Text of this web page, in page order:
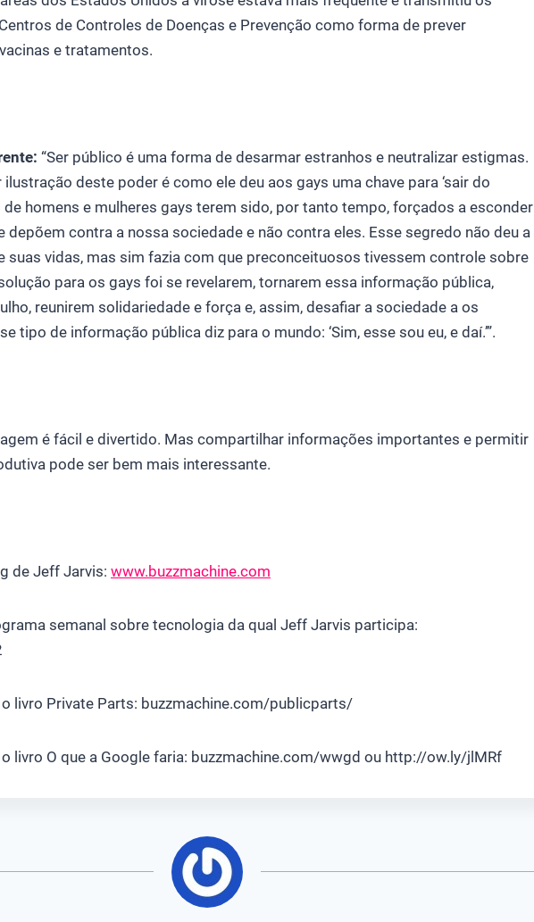
de Controles de Doenças e Prevenção como forma de prever
e tratamentos.
“Ser público é uma forma de desarmar estranhos e neutralizar estigmas.
ilustração deste poder é como ele deu aos gays uma chave para ‘sair do
de homens e mulheres gays terem sido, por tanto tempo, forçados a esconder
depõem contra a nossa sociedade e não contra eles. Esse segredo não deu a
suas vidas, mas sim fazia com que preconceituosos tivessem controle sobre
para os gays foi se revelarem, tornarem essa informação pública,
reunirem solidariedade e força e, assim, desafiar a sociedade a os
tipo de informação pública diz para o mundo: ‘Sim, esse sou eu, e daí.’”.
é fácil e divertido. Mas compartilhar informações importantes e permitir
pode ser bem mais interessante.
de Jeff Jarvis: www.buzzmachine.com
semanal sobre tecnologia da qual Jeff Jarvis participa:
livro Private Parts: buzzmachine.com/publicparts/
livro O que a Google faria: buzzmachine.com/wwgd ou http://ow.ly/jlMRf